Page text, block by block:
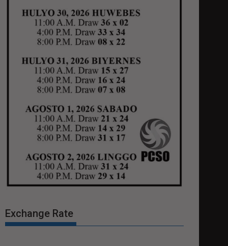
Exchange Rate